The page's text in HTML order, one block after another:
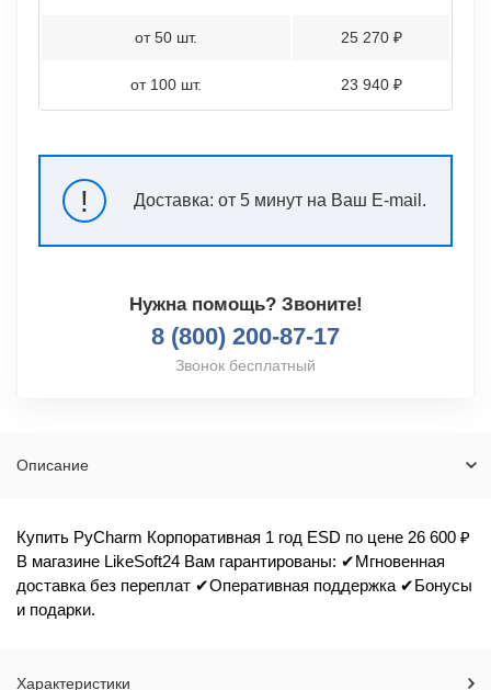
от 50 шт. 25 270 ₽
от 100 шт. 23 940 ₽
! Доставка: от 5 минут на Ваш E-mail.
Нужна помощь? Звоните!
8 (800) 200-87-17
Звонок бесплатный
Описание
Купить PyCharm Корпоративная 1 год ESD по цене 26 600 ₽
В магазине LikeSoft24 Вам гарантированы: ✔Мгновенная
доставка без переплат ✔Оперативная поддержка ✔Бонусы
и подарки.
Характеристики